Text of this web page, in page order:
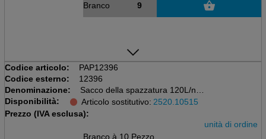
Branco
Codice articolo:
PAP12396
Codice esterno:
12396
Denominazione:
Sacco della spazzatura 120L/nero
Pacchetto da 10 chiusura
800x1100mm, LDPE 40μ
Disponibilità: Articolo sostitutivo: 2520.10515
Prezzo (IVA esclusa):
unità di ordine
Branco à 10 Pezzo